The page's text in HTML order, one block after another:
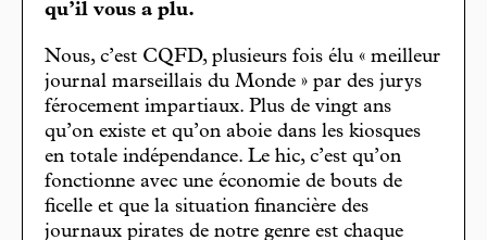
qu’il vous a plu.
Nous, c’est CQFD, plusieurs fois élu « meilleur
journal marseillais du Monde » par des jurys
férocement impartiaux. Plus de vingt ans
qu’on existe et qu’on aboie dans les kiosques
en totale indépendance. Le hic, c’est qu’on
fonctionne avec une économie de bouts de
ficelle et que la situation financière des
journaux pirates de notre genre est chaque